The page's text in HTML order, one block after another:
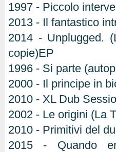
1997 - Piccolo
2013 - Il fantastico
2014 - Unplugged.
copie)EP
1996 - Si parte
2000 - Il principe in
2010 - XL Dub
2002 - Le origini (La
2010 - Primitivi del
2015 - Quando